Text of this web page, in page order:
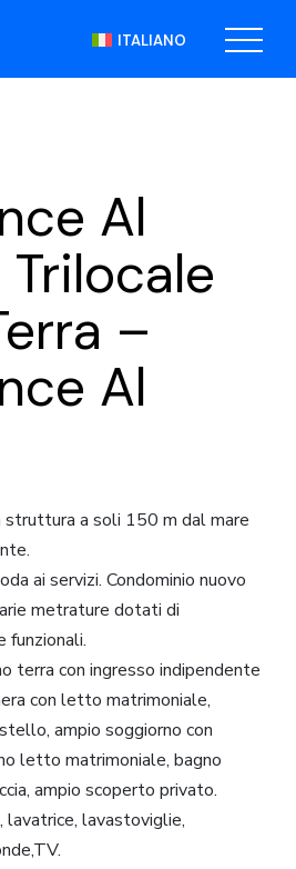
ITALIANO
Al
–
Al
struttura a soli 150 m dal mare
ai servizi. Condominio nuovo
metrature dotati di
funzionali.
terra con ingresso indipendente
con letto matrimoniale,
ampio soggiorno con
letto matrimoniale, bagno
ampio scoperto privato.
lavatrice, lavastoviglie,